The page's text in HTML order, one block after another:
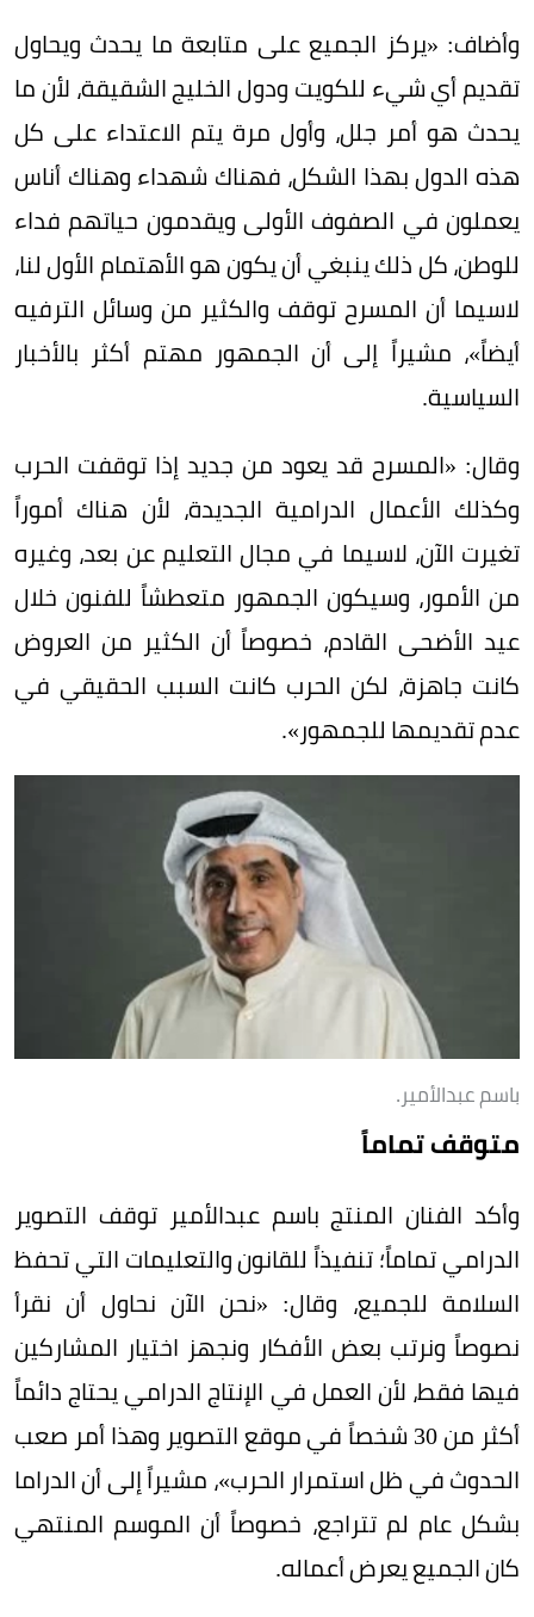
وأضاف: «يركز الجميع على متابعة ما يحدث ويحاول
تقديم أي شيء للكويت ودول الخليج الشقيقة، لأن ما
يحدث هو أمر جلل، وأول مرة يتم الاعتداء على كل
هذه الدول بهذا الشكل، فهناك شهداء وهناك أناس
يعملون في الصفوف الأولى ويقدمون حياتهم فداء
للوطن، كل ذلك ينبغي أن يكون هو الأهتمام الأول لنا،
لاسيما أن المسرح توقف والكثير من وسائل الترفيه
أيضاً»، مشيراً إلى أن الجمهور مهتم أكثر بالأخبار
السياسية.
وقال: «المسرح قد يعود من جديد إذا توقفت الحرب
وكذلك الأعمال الدرامية الجديدة، لأن هناك أموراً
تغيرت الآن، لاسيما في مجال التعليم عن بعد، وغيره
من الأمور، وسيكون الجمهور متعطشاً للفنون خلال
عيد الأضحى القادم، خصوصاً أن الكثير من العروض
كانت جاهزة، لكن الحرب كانت السبب الحقيقي في
عدم تقديمها للجمهور».
باسم عبدالأمير.
متوقف تماماً
وأكد الفنان المنتج باسم عبدالأمير توقف التصوير
الدرامي تماماً؛ تنفيذاً للقانون والتعليمات التي تحفظ
السلامة للجميع، وقال: «نحن الآن نحاول أن نقرأ
نصوصاً ونرتب بعض الأفكار ونجهز اختيار المشاركين
فيها فقط، لأن العمل في الإنتاج الدرامي يحتاج دائماً
أكثر من 30 شخصاً في موقع التصوير وهذا أمر صعب
الحدوث في ظل استمرار الحرب»، مشيراً إلى أن الدراما
بشكل عام لم تتراجع، خصوصاً أن الموسم المنتهي
كان الجميع يعرض أعماله.